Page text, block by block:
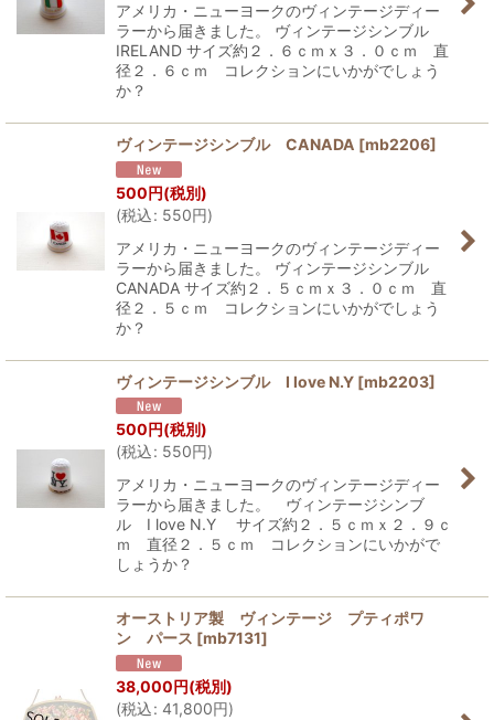
アメリカ・ニューヨークのヴィンテージディー
ラーから届きました。 ヴィンテージシンブル
IRELAND サイズ約２．６ｃｍｘ３．０ｃｍ 直
径２．６ｃｍ コレクションにいかがでしょう
か？
ヴィンテージシンブル CANADA [mb2206]
500円(税別)
(税込: 550円)
アメリカ・ニューヨークのヴィンテージディー
ラーから届きました。 ヴィンテージシンブル
CANADA サイズ約２．５ｃｍｘ３．０ｃｍ 直
径２．５ｃｍ コレクションにいかがでしょう
か？
ヴィンテージシンブル I love N.Y [mb2203]
500円(税別)
(税込: 550円)
アメリカ・ニューヨークのヴィンテージディー
ラーから届きました。 ヴィンテージシンブ
ル I love N.Y サイズ約２．５ｃｍｘ２．９ｃ
ｍ 直径２．５ｃｍ コレクションにいかがで
しょうか？
オーストリア製 ヴィンテージ プティポワ
ン パース [mb7131]
38,000円(税別)
(税込: 41,800円)